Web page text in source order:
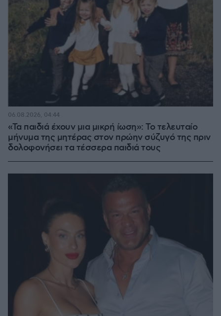
«Τα παιδιά έχουν μια μικρή ίωση»: Το τελευταίο
μήνυμα της μητέρας στον πρώην σύζυγό της πριν
δολοφονήσει τα τέσσερα παιδιά τους
06.08.2026, 04:44